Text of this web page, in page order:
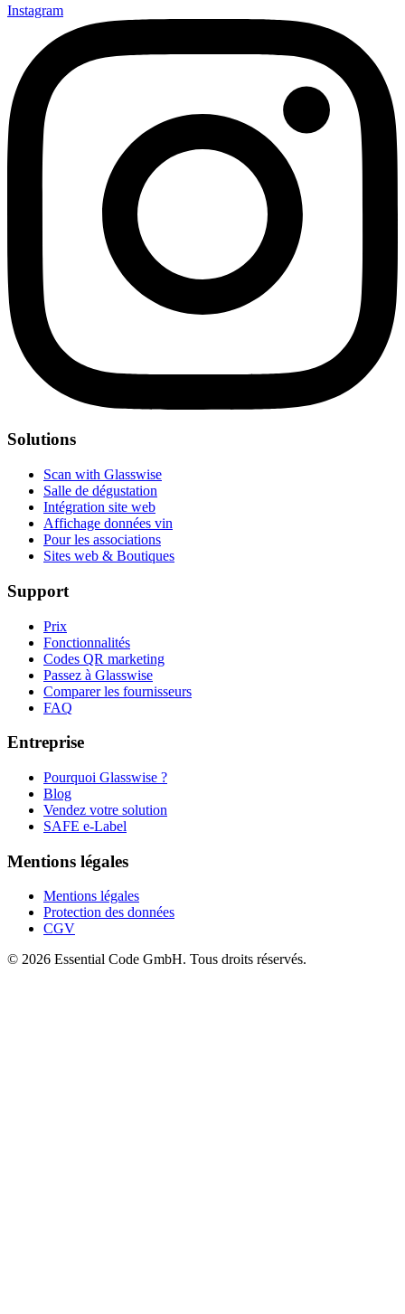
Instagram
Solutions
Scan with Glasswise
Salle de dégustation
Intégration site web
Affichage données vin
Pour les associations
Sites web & Boutiques
Support
Prix
Fonctionnalités
Codes QR marketing
Passez à Glasswise
Comparer les fournisseurs
FAQ
Entreprise
Pourquoi Glasswise ?
Blog
Vendez votre solution
SAFE e-Label
Mentions légales
Mentions légales
Protection des données
CGV
© 2026 Essential Code GmbH. Tous droits réservés.